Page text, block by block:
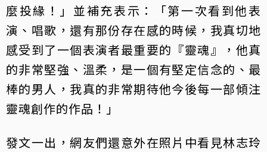
麼投緣！」並補充表示：「第一次看到他表
演、唱歌，還有那份存在感的時候，我真切地
感受到了一個表演者最重要的『靈魂』，他真
的非常堅強、溫柔，是一個有堅定信念的、最
棒的男人，我真的非常期待他今後每一部傾注
靈魂創作的作品！」
發文一出，網友們還意外在照片中看見林志玲